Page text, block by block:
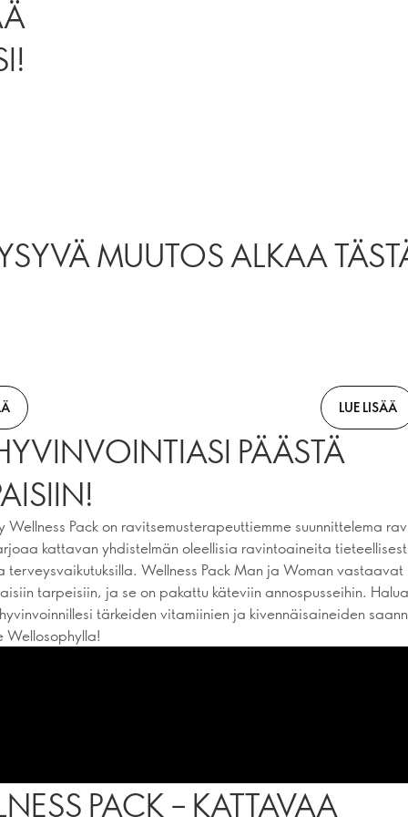
MUUTOS ALKAA
LUE LISÄÄ
PÄÄSTÄ
Wellness Pack on ravitsemusterapeuttiemme suunnittelema
kattavan yhdistelmän oleellisia ravintoaineita
terveysvaikutuksilla. Wellness Pack Man ja Woman vastaavat
tarpeisiin, ja se on pakattu käteviin annospusseihin.
tärkeiden vitamiinien ja kivennäisaineiden
Wellosophylla!
PACK – KATTAVAA